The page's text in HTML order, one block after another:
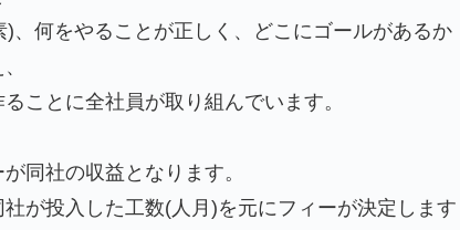
)、何をやることが正しく、どこにゴールがあるか
ことに全社員が取り組んでいます。
同社の収益となります。
が投入した工数(人月)を元にフィーが決定します